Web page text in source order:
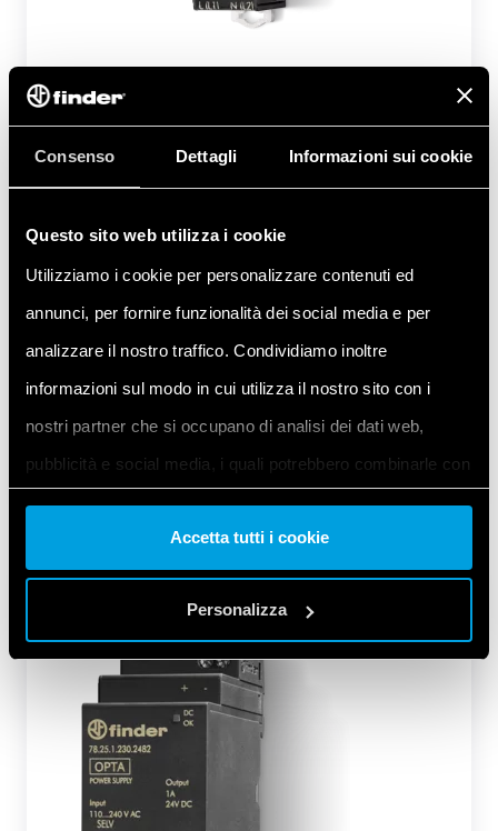
Consenso Dettagli Informazioni sui cookie
Questo sito web utilizza i cookie
Utilizziamo i cookie per personalizzare contenuti ed
annunci, per fornire funzionalità dei social media e per
analizzare il nostro traffico. Condividiamo inoltre
informazioni sul modo in cui utilizza il nostro sito con i
nostri partner che si occupano di analisi dei dati web,
pubblicità e social media, i quali potrebbero combinarle con
altre informazioni che ha fornito loro o che hanno raccolto
dal suo utilizzo dei loro servizi. Acconsenta ai nostri cookie
se continua ad utilizzare il nostro sito web.
Accetta tutti i cookie
Personalizza
Импульсный источник питания 12 W для
OPTA
Тип 78.12.1.230.2482
Импульсный источник питания 24 В DC
12 Вт в модуле DIN (17,5 мм)
Защита от короткого замыкания
Тепловая защита
Встроенная защита от скачков напряжения